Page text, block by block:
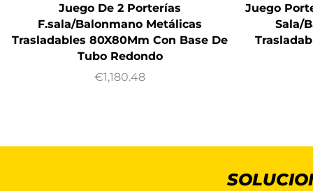
Juego De 2 Porterías
F.sala/Balonmano Metálicas
Trasladables 80X80Mm Con Base De
Tubo Redondo
€1,180.48
Juego
Sala/